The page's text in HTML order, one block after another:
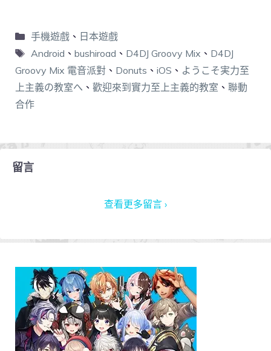
手機遊戲、 日本遊戲
Android 、 bushiroad 、 D4DJ Groovy Mix 、 D4DJ
Groovy Mix 電音派對 、 Donuts 、 iOS 、 ようこそ実力至
上主義の教室へ 、 歡迎來到實力至上主義的教室 、 聯動
合作
留言
查看更多留言 ›